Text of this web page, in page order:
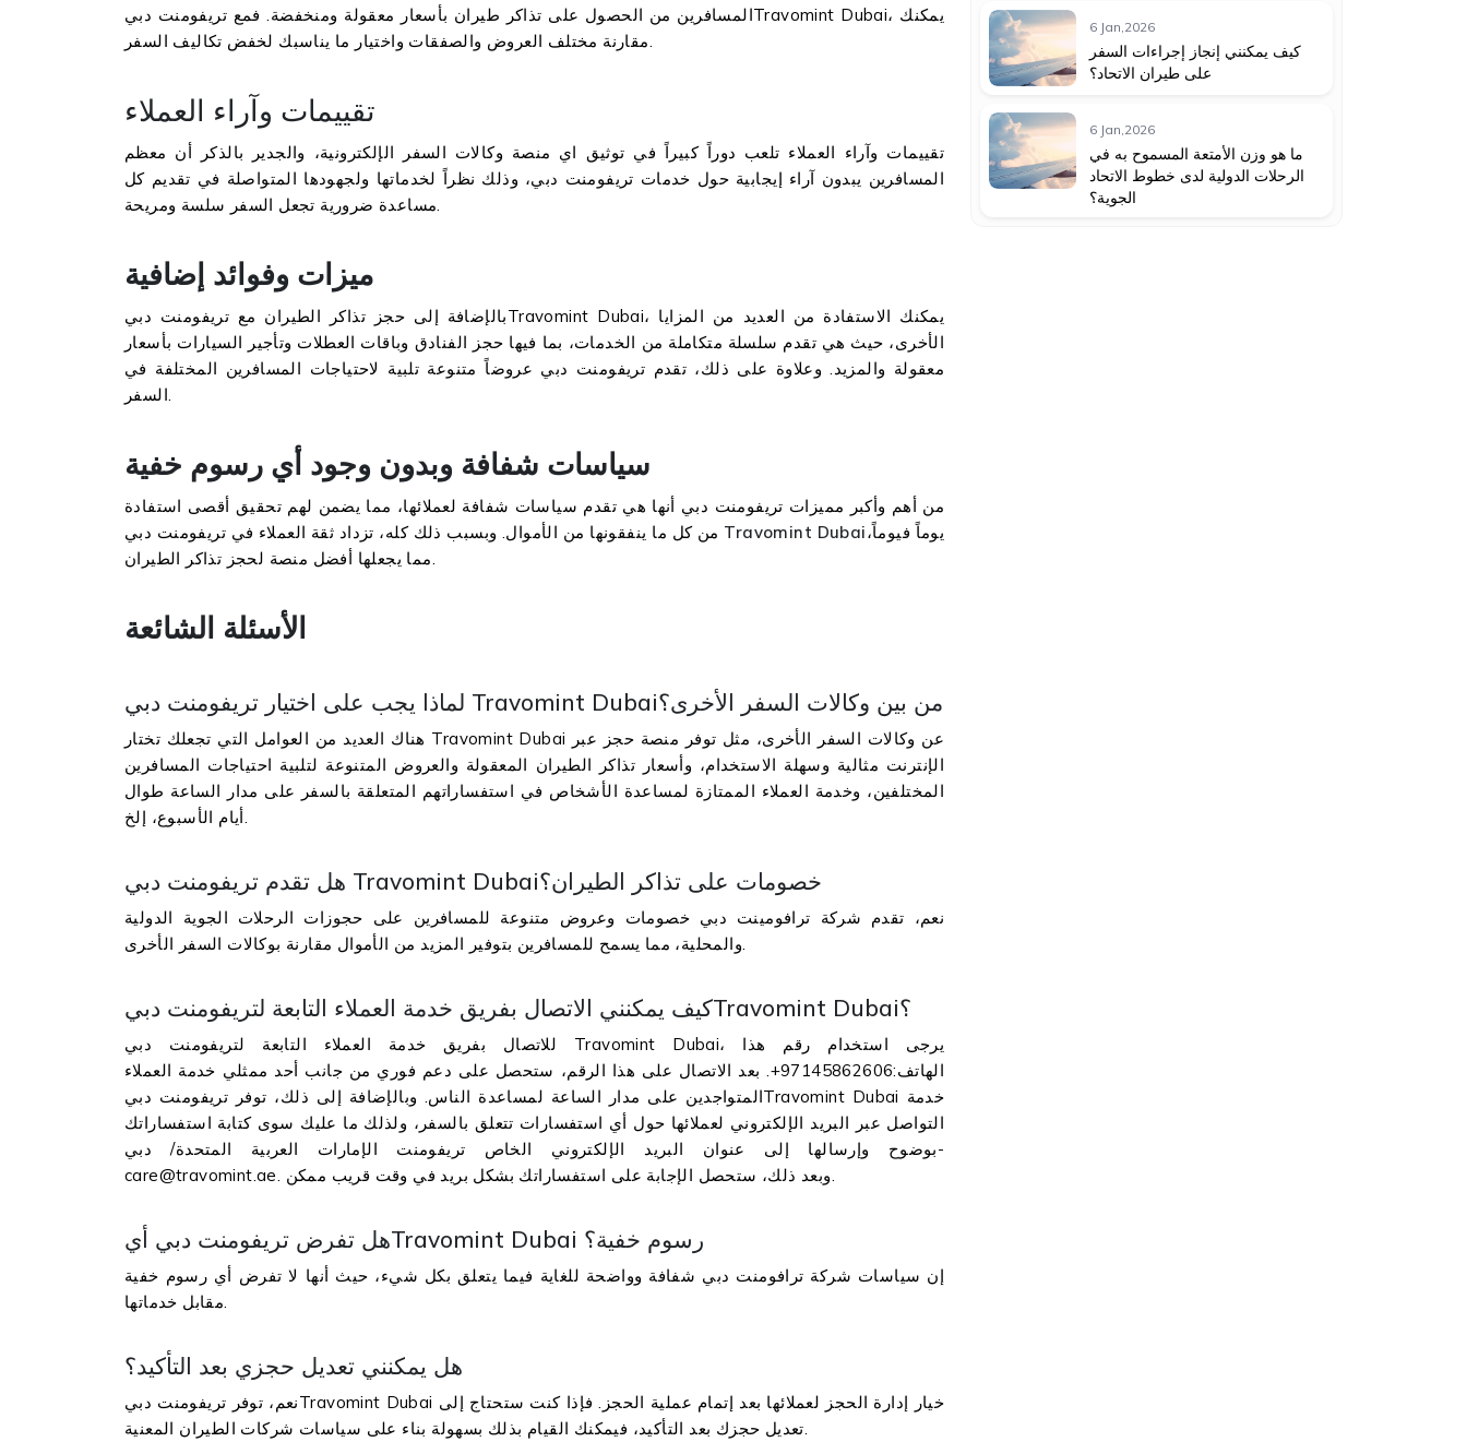
المسافرين من الحصول على تذاكر طيران بأسعار معقولة ومنخفضة. فمع تريفومنت دبيTravomint Dubai، يمكنك
تقييمات وآراء العملاء
تقييمات وآراء العملاء تلعب دوراً كبيراً في توثيق اي منصة وكالات السفر الإلكترونية، والجدير بالذكر أن معظم
المسافرين يبدون آراء إيجابية حول خدمات تريفومنت دبي، وذلك نظراً لخدماتها ولجهودها المتواصلة في تقديم كل
ميزات وفوائد إضافية
بالإضافة إلى حجز تذاكر الطيران مع تريفومنت دبيTravomint Dubai، يمكنك الاستفادة من العديد من المزايا
الأخرى، حيث هي تقدم سلسلة متكاملة من الخدمات، بما فيها حجز الفنادق وباقات العطلات وتأجير السيارات بأسعار
معقولة والمزيد. وعلاوة على ذلك، تقدم تريفومنت دبي عروضاً متنوعة تلبية لاحتياجات المسافرين المختلفة في
سياسات شفافة وبدون وجود أي رسوم خفية
من أهم وأكبر مميزات تريفومنت دبي أنها هي تقدم سياسات شفافة لعملائها، مما يضمن لهم تحقيق أقصى استفادة
Travomint Dubaiيوماً فيوماً،
الأسئلة الشائعة
لماذا يجب على اختيار تريفومنت دبي Travomint Dubaiمن بين وكالات السفر الأخرى؟
هناك العديد من العوامل التي تجعلك تختار Travomint Dubai عن وكالات السفر الأخرى، مثل توفر منصة حجز عبر
الإنترنت مثالية وسهلة الاستخدام، وأسعار تذاكر الطيران المعقولة والعروض المتنوعة لتلبية احتياجات المسافرين
المختلفين، وخدمة العملاء الممتازة لمساعدة الأشخاص في استفساراتهم المتعلقة بالسفر على مدار الساعة طوال
هل تقدم تريفومنت دبي Travomint Dubaiخصومات على تذاكر الطيران؟
نعم، تقدم شركة ترافومينت دبي خصومات وعروض متنوعة للمسافرين على حجوزات الرحلات الجوية الدولية
كيف يمكنني الاتصال بفريق خدمة العملاء التابعة لتريفومنت دبيTravomint Dubai؟
للاتصال بفريق خدمة العملاء التابعة لتريفومنت دبي Travomint Dubai، يرجى استخدام رقم هذا
الهاتف:97145862606+. بعد الاتصال على هذا الرقم، ستحصل على دعم فوري من جانب أحد ممثلي خدمة العملاء
المتواجدين على مدار الساعة لمساعدة الناس. وبالإضافة إلى ذلك، توفر تريفومنت دبيTravomint Dubai خدمة
التواصل عبر البريد الإلكتروني لعملائها حول أي استفسارات تتعلق بالسفر، ولذلك ما عليك سوى كتابة استفساراتك
بوضوح وإرسالها إلى عنوان البريد الإلكتروني الخاص تريفومنت الإمارات العربية المتحدة/ دبي-
هل تفرض تريفومنت دبي أيTravomint Dubai رسوم خفية؟
إن سياسات شركة ترافومنت دبي شفافة وواضحة للغاية فيما يتعلق بكل شيء، حيث أنها لا تفرض أي رسوم خفية
هل يمكنني تعديل حجزي بعد التأكيد؟
نعم، توفر تريفومنت دبيTravomint Dubai خيار إدارة الحجز لعملائها بعد إتمام عملية الحجز. فإذا كنت ستحتاج إلى
6 Jan,2026
كيف يمكنني إنجاز إجراءات السفر
على طيران الاتحاد؟
6 Jan,2026
ما هو وزن الأمتعة المسموح به في
الرحلات الدولية لدى خطوط الاتحاد
الجوية؟